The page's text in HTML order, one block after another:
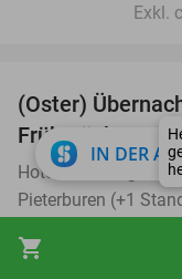
shopping_cart
Exkl.
(Oster)
Frühstück +
Hotel Waddengenot
Pieterburen (+1
Verkauft: 2.071
IN DER